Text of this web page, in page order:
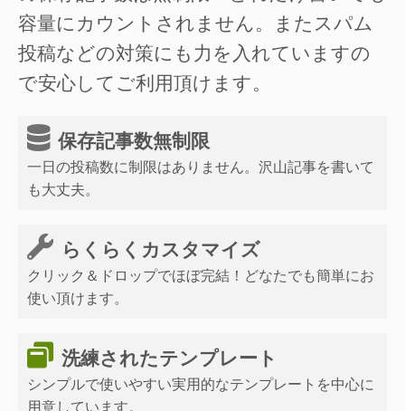
容量にカウントされません。またスパム
投稿などの対策にも力を入れていますの
で安心してご利用頂けます。
保存記事数無制限
一日の投稿数に制限はありません。沢山記事を書いて
も大丈夫。
らくらくカスタマイズ
クリック＆ドロップでほぼ完結！どなたでも簡単にお
使い頂けます。
洗練されたテンプレート
シンプルで使いやすい実用的なテンプレートを中心に
用意しています。